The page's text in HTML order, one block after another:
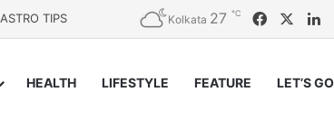
ASTRO TIPS Kolkata 27 ℃ Facebook
HEALTH LIFESTYLE FEATURE LET’S GO